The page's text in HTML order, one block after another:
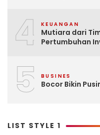
4 KEUANGAN
Mutiara dari
Pertumbuhan
5 BUSINES
Bocor Bikin
LIST STYLE 1